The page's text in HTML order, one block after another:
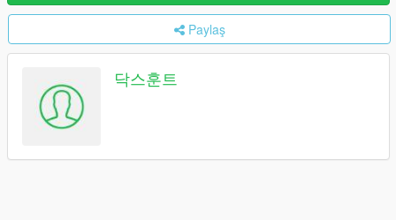
Paylaş
닥스훈트